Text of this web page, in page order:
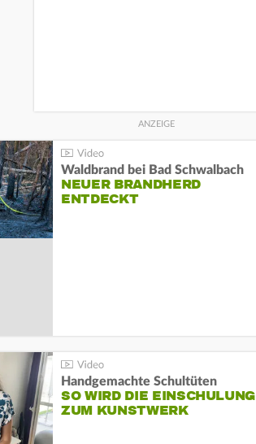
Waldbrand bei Bad Schwalbach
NEUER BRANDHERD
ENTDECKT
Handgemachte Schultüten
SO WIRD DIE EINSCHULUNG
ZUM KUNSTWERK